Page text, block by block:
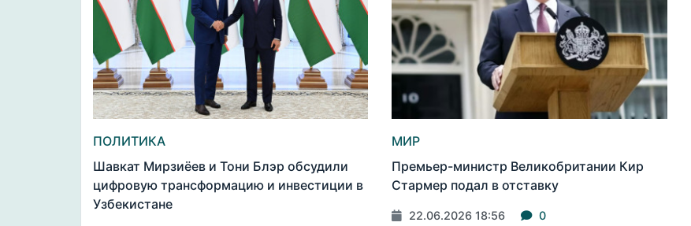
ПОЛИТИКА
Шавкат Мирзиёев и Тони Блэр обсудили
цифровую трансформацию и инвестиции в
Узбекистане
МИР
Премьер-министр Великобритании Кир
Стармер подал в отставку
22.06.2026 18:56 0